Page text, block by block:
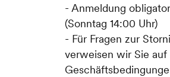
- Anmeldung
(Sonntag 14:00 Uhr)
- Für Fragen zur
verweisen wir Sie